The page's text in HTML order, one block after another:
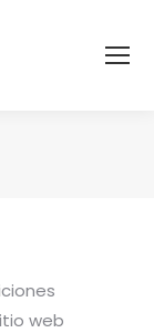
web